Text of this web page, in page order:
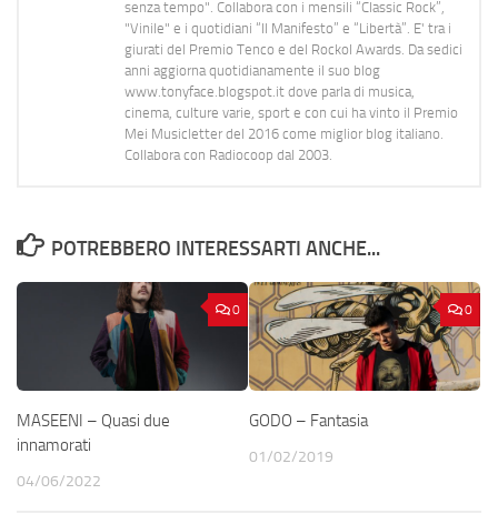
senza tempo". Collabora con i mensili “Classic Rock”,
"Vinile" e i quotidiani “Il Manifesto” e “Libertà”. E' tra i
giurati del Premio Tenco e del Rockol Awards. Da sedici
anni aggiorna quotidianamente il suo blog
www.tonyface.blogspot.it dove parla di musica,
cinema, culture varie, sport e con cui ha vinto il Premio
Mei Musicletter del 2016 come miglior blog italiano.
Collabora con Radiocoop dal 2003.
POTREBBERO INTERESSARTI ANCHE...
0
MASEENI – Quasi due
innamorati
04/06/2022
0
GODO – Fantasia
01/02/2019